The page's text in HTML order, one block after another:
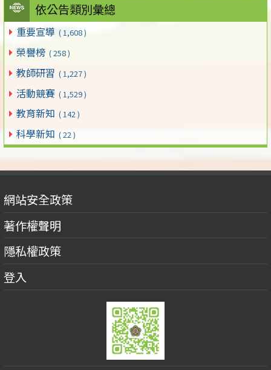
依公告類別彙總
重要宣導 ( 1,608 )
榮譽榜 ( 258 )
教師研習 ( 1,227 )
活動競賽 ( 1,529 )
教育新知 ( 142 )
科學新知 ( 22 )
網站安全政策
著作權聲明
隱私權政策
登入